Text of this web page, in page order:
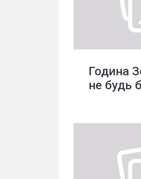
Година
не будь